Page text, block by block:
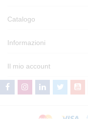
Catalogo
Informazioni
Il mio account